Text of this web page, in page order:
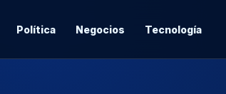
Política Negocios Tecnología